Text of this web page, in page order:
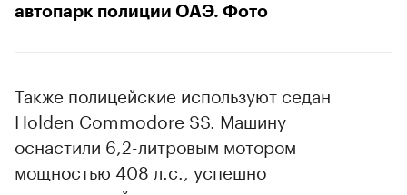
автопарк полиции ОАЭ. Фото
Также полицейские используют седан
Holden Commodore SS. Машину
оснастили 6,2-литровым мотором
мощностью 408 л.с., успешно